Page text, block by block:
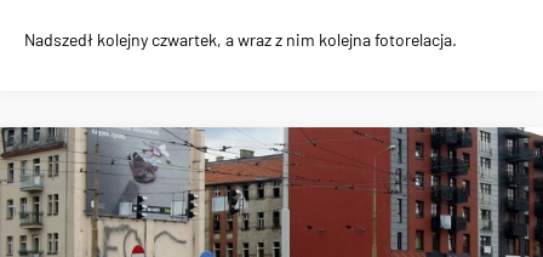
Nadszedł kolejny czwartek, a wraz z nim kolejna fotorelacja.